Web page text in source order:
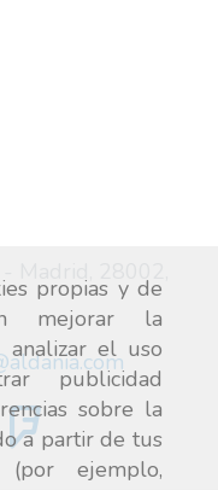
propias y de
mejorar la
analizar el uso
publicidad
sobre la
a partir de tus
(por ejemplo,
aldania.com